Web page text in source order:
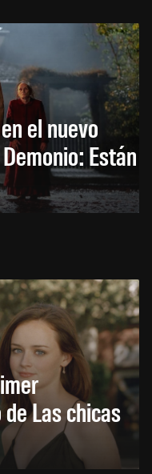
el nuevo
Están
Las chicas